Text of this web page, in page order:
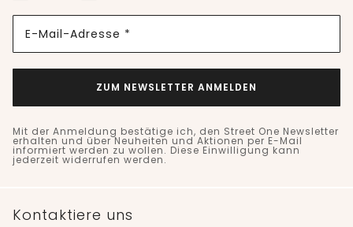
E-Mail-Adresse *
ZUM NEWSLETTER ANMELDEN
Mit der Anmeldung bestätige ich, den Street One Newsletter
erhalten und über Neuheiten und Aktionen per E-Mail
informiert werden zu wollen. Diese Einwilligung kann
jederzeit widerrufen werden.
Kontaktiere uns